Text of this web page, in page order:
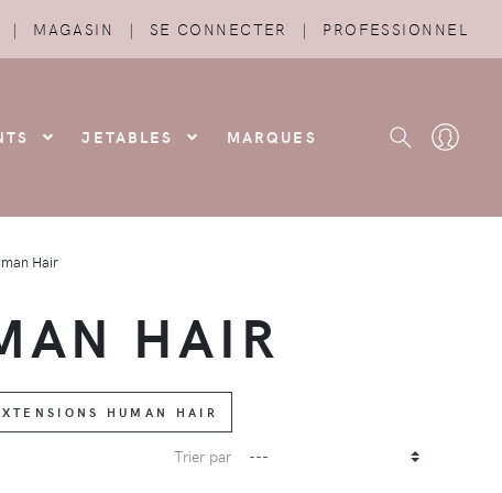
| MAGASIN | SE CONNECTER | PROFESSIONNEL
JETABLES MARQUES
Hair
HAIR
HUMAN HAIR
Trier par